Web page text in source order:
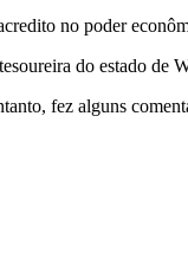
no poder
do estado de
fez alguns